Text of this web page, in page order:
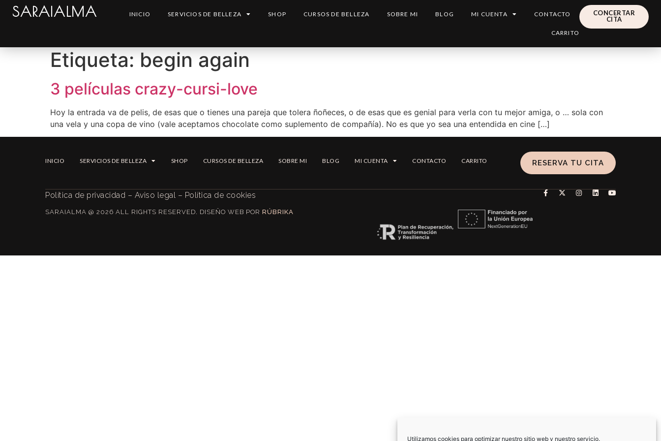
Utilizamos cookies para optimizar nuestro sitio web y nuestro servicio.
SARAIALMA INICIO SERVICIOS DE BELLEZA SHOP CURSOS DE BELLEZA SOBRE MI BLOG MI CUENTA CONTACTO
CARRITO
CONCERTAR
CITA
Etiqueta: begin again
3 películas crazy-cursi-love
Hoy la entrada va de pelis, de esas que o tienes una pareja que tolera ñoñeces, o de esas que es genial para verla con tu mejor amiga, o … sola con
una vela y una copa de vino (vale aceptamos chocolate como suplemento de compañía). No es que yo sea una entendida en cine […]
INICIO SERVICIOS DE BELLEZA SHOP CURSOS DE BELLEZA SOBRE MI BLOG MI CUENTA CONTACTO CARRITO RESERVA TU CITA
Política de privacidad – Aviso legal – Política de cookies
SARAIALMA @ 2026 ALL RIGHTS RESERVED. DISEÑO WEB POR RÚBRIKA